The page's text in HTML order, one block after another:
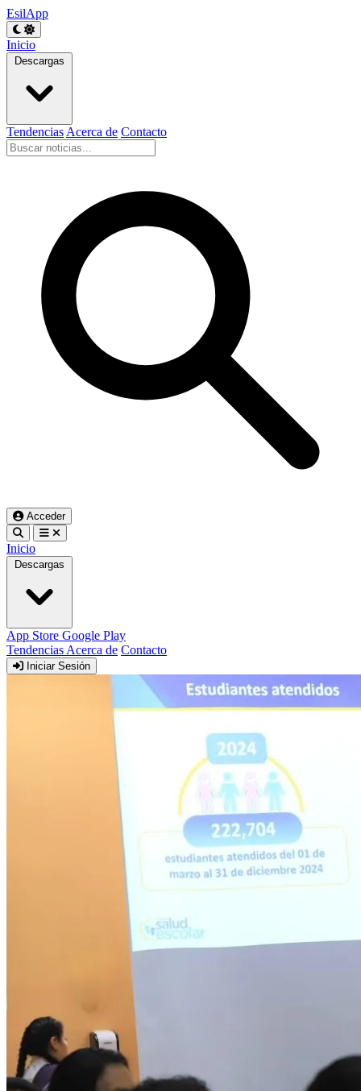
EsilApp
Inicio
Descargas
Tendencias Acerca de Contacto
Acceder
Inicio
Descargas
App Store Google Play
Tendencias Acerca de Contacto
Iniciar Sesión